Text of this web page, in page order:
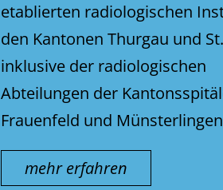
etablierten radiologischen
den Kantonen Thurgau und
inklusive der radiologischen
Abteilungen der
Frauenfeld und
mehr erfahren